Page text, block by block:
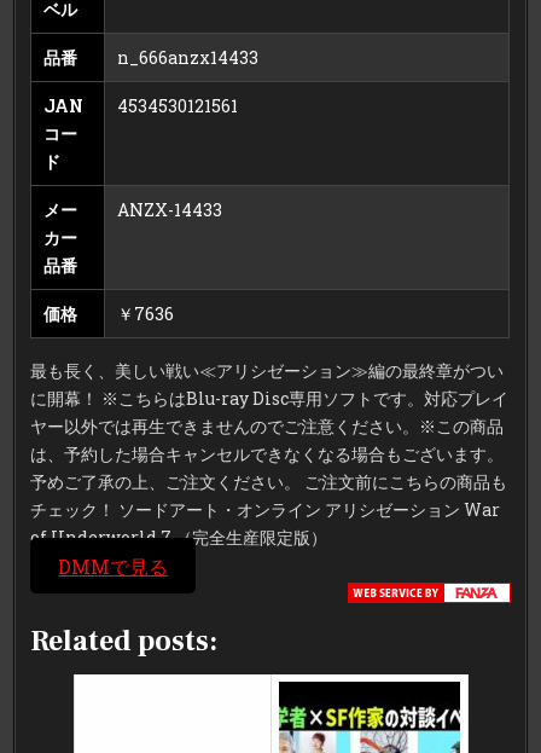
ベル
品番 n_666anzx14433
JAN
コー
ド
4534530121561
メー
カー
品番
ANZX-14433
価格 ￥7636
最も長く、美しい戦い≪アリシゼーション≫編の最終章がつい
に開幕！ ※こちらはBlu-ray Disc専用ソフトです。対応プレイ
ヤー以外では再生できませんのでご注意ください。※この商品
は、予約した場合キャンセルできなくなる場合もございます。
予めご了承の上、ご注文ください。 ご注文前にこちらの商品も
チェック！ ソードアート・オンライン アリシゼーション War
of Underworld 7 （完全生産限定版）
DMMで見る
Related posts: